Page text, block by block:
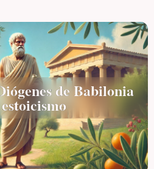
de Babilonia